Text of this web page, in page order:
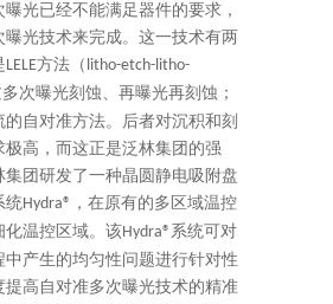
光已经不能满足器件的要求，
曝光技术来完成。这一技术有两
LELE方法（ litho-etch-litho-
次曝光刻蚀、再曝光再刻蚀；
的自对准方法。后者对沉积和刻
极高，而这正是泛林集团的强
集团研发了一种晶圆静电吸附盘
统Hydra® ，在原有的多区域温控
化温控区域。该Hydra® 系统可对
中产生的均匀性问题进行针对性
提高自对准多次曝光技术的精准